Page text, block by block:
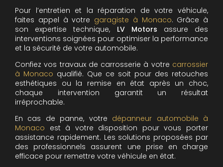
Pour l’entretien et la réparation de votre véhicule,
faites appel à votre garagiste à Monaco. Grâce à
son expertise technique, LV Motors assure des
interventions soignées pour optimiser la performance
et la sécurité de votre automobile.
Confiez vos travaux de carrosserie à votre carrossier
à Monaco qualifié. Que ce soit pour des retouches
esthétiques ou la remise en état après un choc,
chaque intervention garantit un résultat
irréprochable.
En cas de panne, votre dépanneur automobile à
Monaco est à votre disposition pour vous porter
assistance rapidement. Les solutions proposées par
des professionnels assurent une prise en charge
efficace pour remettre votre véhicule en état.